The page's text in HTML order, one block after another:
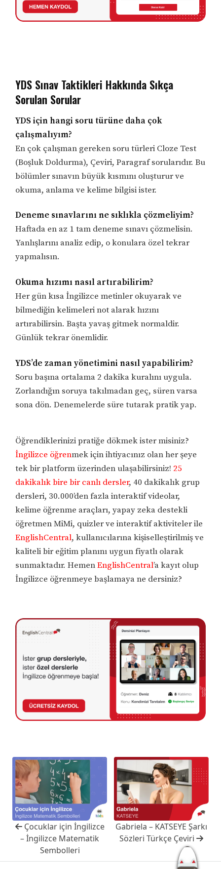
YDS Sınav Taktikleri Hakkında Sıkça
Sorulan Sorular
YDS için hangi soru türüne daha çok
çalışmalıyım?
En çok çalışman gereken soru türleri Cloze Test
(Boşluk Doldurma), Çeviri, Paragraf sorularıdır. Bu
bölümler sınavın büyük kısmını oluşturur ve
okuma, anlama ve kelime bilgisi ister.
Deneme sınavlarını ne sıklıkla çözmeliyim?
Haftada en az 1 tam deneme sınavı çözmelisin.
Yanlışlarını analiz edip, o konulara özel tekrar
yapmalısın.
Okuma hızımı nasıl artırabilirim?
Her gün kısa İngilizce metinler okuyarak ve
bilmediğin kelimeleri not alarak hızını
artırabilirsin. Başta yavaş gitmek normaldir.
Günlük tekrar önemlidir.
YDS’de zaman yönetimini nasıl yapabilirim?
Soru başına ortalama 2 dakika kuralını uygula.
Zorlandığın soruya takılmadan geç, süren varsa
sona dön. Denemelerde süre tutarak pratik yap.
Öğrendiklerinizi pratiğe dökmek ister misiniz?
İngilizce öğrenmek için ihtiyacınız olan her şeye
tek bir platform üzerinden ulaşabilirsiniz! 25
dakikalık bire bir canlı dersler, 40 dakikalık grup
dersleri, 30.000’den fazla interaktif videolar,
kelime öğrenme araçları, yapay zeka destekli
öğretmen MiMi, quizler ve interaktif aktiviteler ile
EnglishCentral, kullanıcılarına kişiselleştirilmiş ve
kaliteli bir eğitim planını uygun fiyatlı olarak
sunmaktadır. HemenEnglishCentral’a kayıt olup
İngilizce öğrenmeye başlamaya ne dersiniz?
Çocuklar için İngilizce
– İngilizce Matematik
Sembolleri
Gabriela – KATSEYE Şarkı
Sözleri Türkçe Çeviri